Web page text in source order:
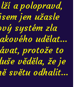
a polopravd,
jen užasle
systém zla
udělat...
protože to
věděla, že je
světu odhalit...